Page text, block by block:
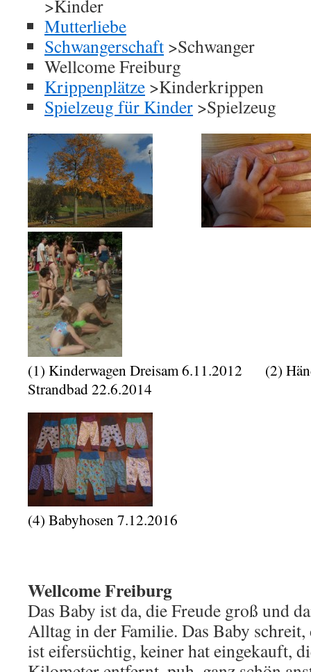
>Kinder
Mutterliebe
Schwangerschaft >Schwanger
Wellcome Freiburg
Krippenplätze >Kinderkrippen
Spielzeug für Kinder >Spielzeug
(1) Kinderwagen Dreisam 6.11.2012 (2)
Strandbad 22.6.2014
(4) Babyhosen 7.12.2016
Wellcome Freiburg
Das Baby ist da, die Freude groß und
Alltag in der Familie. Das Baby
ist eifersüchtig, keiner hat eingekauft,